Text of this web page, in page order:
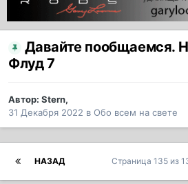
Давайте пообщаемся.
Флуд 7
Автор: Stern,
31 Декабря 2022 в Обо всем на свете
НАЗАД Страница 135 из